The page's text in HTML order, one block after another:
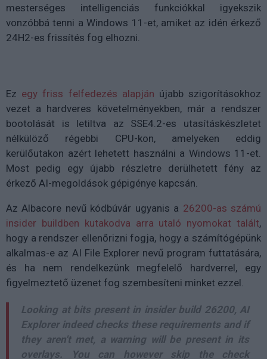
mesterséges intelligenciás funkciókkal igyekszik
vonzóbbá tenni a Windows 11-et, amiket az idén érkező
24H2-es frissítés fog elhozni.
Ez egy friss felfedezés alapján újabb szigorításokhoz
vezet a hardveres követelményekben, már a rendszer
bootolását is letiltva az SSE4.2-es utasításkészletet
nélkülöző régebbi CPU-kon, amelyeken eddig
kerülőutakon azért lehetett használni a Windows 11-et.
Most pedig egy újabb részletre derülhetett fény az
érkező AI-megoldások gépigénye kapcsán.
Az Albacore nevű kódbúvár ugyanis a 26200-as számú
insider buildben kutakodva arra utaló nyomokat talált,
hogy a rendszer ellenőrizni fogja, hogy a számítógépünk
alkalmas-e az AI File Explorer nevű program futtatására,
és ha nem rendelkezünk megfelelő hardverrel, egy
figyelmeztető üzenet fog szembesíteni minket ezzel.
Looking at bits present in insider build 26200, AI
Explorer indeed checks these requirements and if
they aren't met, a warning will be present in its
overlays. You can however skip the check